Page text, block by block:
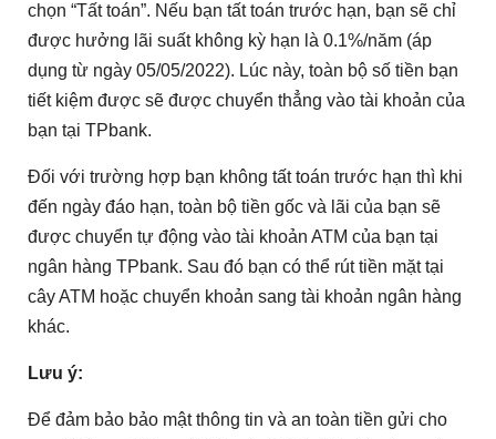
chọn “Tất toán”. Nếu bạn tất toán trước hạn, bạn sẽ chỉ
được hưởng lãi suất không kỳ hạn là 0.1%/năm (áp
dụng từ ngày 05/05/2022). Lúc này, toàn bộ số tiền bạn
tiết kiệm được sẽ được chuyển thẳng vào tài khoản của
bạn tại TPbank.
Đối với trường hợp bạn không tất toán trước hạn thì khi
đến ngày đáo hạn, toàn bộ tiền gốc và lãi của bạn sẽ
được chuyển tự động vào tài khoản ATM của bạn tại
ngân hàng TPbank. Sau đó bạn có thể rút tiền mặt tại
cây ATM hoặc chuyển khoản sang tài khoản ngân hàng
khác.
Lưu ý:
Để đảm bảo bảo mật thông tin và an toàn tiền gửi cho